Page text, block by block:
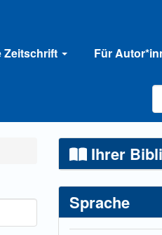
Zeitschrift Für
Ihrer
Sprache